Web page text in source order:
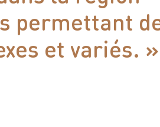
permettant
et variés. »